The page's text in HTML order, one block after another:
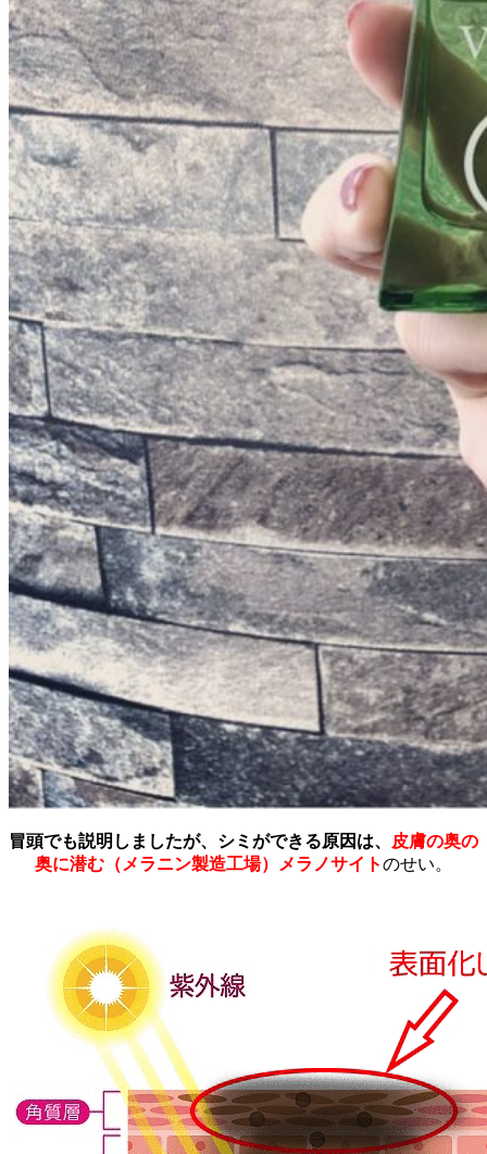
冒頭でも説明しましたが、シミができる原因は、
皮膚の奥の
奥に潜む（メラニン製造工場）メラノサイトのせい。